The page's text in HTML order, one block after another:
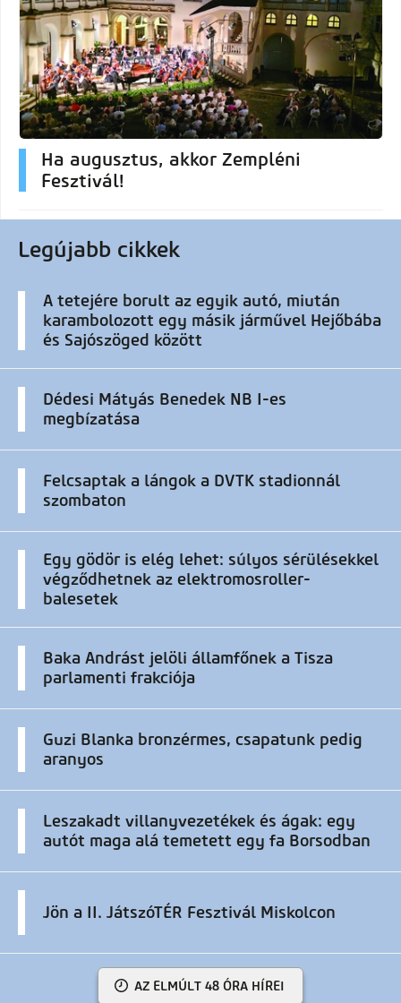
Ha augusztus, akkor Zempléni
Fesztivál!
Legújabb cikkek
A tetejére borult az egyik autó, miután
karambolozott egy másik járművel Hejőbába
és Sajószöged között
Dédesi Mátyás Benedek NB I-es
megbízatása
Felcsaptak a lángok a DVTK stadionnál
szombaton
Egy gödör is elég lehet: súlyos sérülésekkel
végződhetnek az elektromosroller-
balesetek
Baka Andrást jelöli államfőnek a Tisza
parlamenti frakciója
Guzi Blanka bronzérmes, csapatunk pedig
aranyos
Leszakadt villanyvezetékek és ágak: egy
autót maga alá temetett egy fa Borsodban
Jön a II. JátszóTÉR Fesztivál Miskolcon
AZ ELMÚLT 48 ÓRA HÍREI